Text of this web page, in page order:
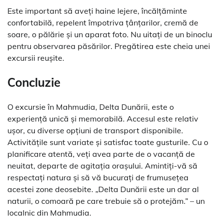
Este important să aveți haine lejere, încălțăminte
confortabilă, repelent împotriva țânțarilor, cremă de
soare, o pălărie și un aparat foto. Nu uitați de un binoclu
pentru observarea păsărilor. Pregătirea este cheia unei
excursii reușite.
Concluzie
O excursie în Mahmudia, Delta Dunării, este o
experiență unică și memorabilă. Accesul este relativ
ușor, cu diverse opțiuni de transport disponibile.
Activitățile sunt variate și satisfac toate gusturile. Cu o
planificare atentă, veți avea parte de o vacanță de
neuitat, departe de agitația orașului. Amintiți-vă să
respectați natura și să vă bucurați de frumusețea
acestei zone deosebite. „Delta Dunării este un dar al
naturii, o comoară pe care trebuie să o protejăm.” – un
localnic din Mahmudia.